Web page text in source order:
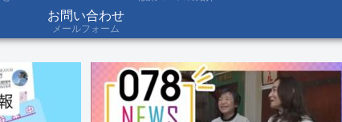
お問い合わせ
メールフォーム